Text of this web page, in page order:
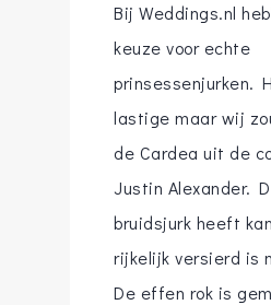
Bij Weddings.nl
keuze voor echte
prinsessenjurken.
lastige maar wij
de Cardea uit de
Justin Alexander.
bruidsjurk heeft
rijkelijk versierd is
De effen rok is